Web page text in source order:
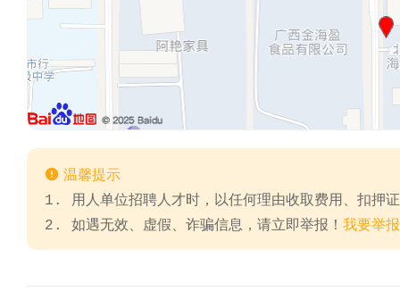
 温馨提示
1. 用人单位招聘人才时，以任何理由收取费用、扣押
2. 如遇无效、虚假、诈骗信息，请立即举报！ 我要举报